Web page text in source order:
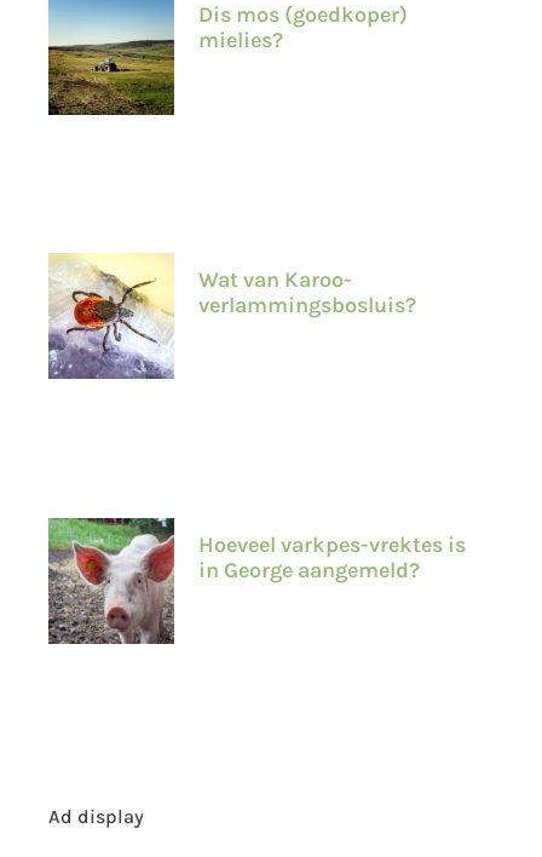
Dis mos (goedkoper)
mielies?
Wat van Karoo-
verlammingsbosluis?
Hoeveel varkpes-vrektes is
in George aangemeld?
Ad display